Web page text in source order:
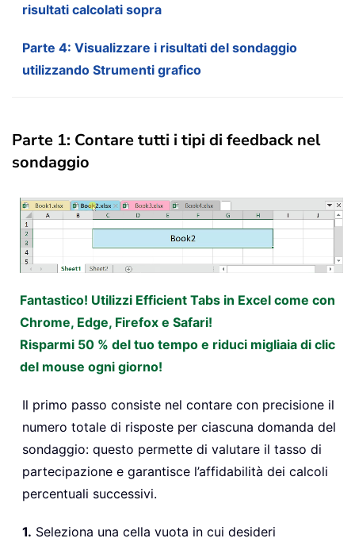
risultati calcolati sopra
Parte 4: Visualizzare i risultati del sondaggio
utilizzando Strumenti grafico
Parte 1: Contare tutti i tipi di feedback nel
sondaggio
Fantastico! Utilizzi Efficient Tabs in Excel come con
Chrome, Edge, Firefox e Safari!
Risparmi 50 % del tuo tempo e riduci migliaia di clic
del mouse ogni giorno!
Il primo passo consiste nel contare con precisione il
numero totale di risposte per ciascuna domanda del
sondaggio: questo permette di valutare il tasso di
partecipazione e garantisce l’affidabilità dei calcoli
percentuali successivi.
1. Seleziona una cella vuota in cui desideri